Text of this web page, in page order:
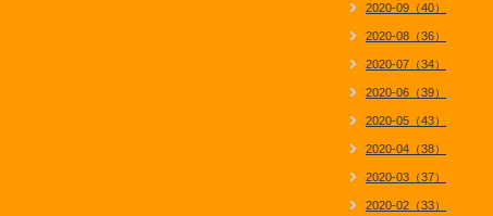
2020-09（40）
2020-08（36）
2020-07（34）
2020-06（39）
2020-05（43）
2020-04（38）
2020-03（37）
2020-02（33）